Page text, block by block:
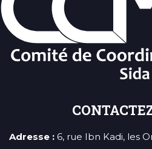
Adresse : 6, rue Ibn Kadi, les